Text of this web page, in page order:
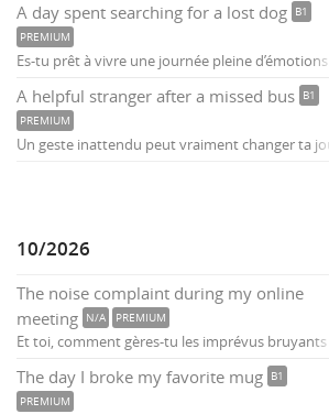
A day spent searching for a lost dog
B1
PREMIUM
Es-tu prêt à vivre une journée pleine d’émotions ?
A helpful stranger after a missed bus
B1
PREMIUM
Un geste inattendu peut vraiment changer ta
10/2026
The noise complaint during my online
meeting
N/A PREMIUM
Et toi, comment gères-tu les imprévus bruyants ?
The day I broke my favorite mug
B1
PREMIUM